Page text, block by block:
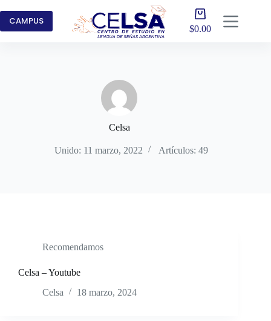
al
contenido
CAMPUS
Carro
de
compra
$0.00
Celsa
Unido: 11 marzo, 2022 Artículos: 49
Recomendamos
Celsa – Youtube
Celsa
18 marzo, 2024